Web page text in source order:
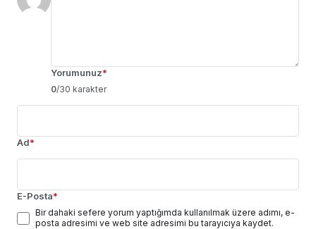
Yorumunuz*
0/30 karakter
Ad*
E-Posta*
Bir dahaki sefere yorum yaptığımda kullanılmak üzere adımı, e-
posta adresimi ve web site adresimi bu tarayıcıya kaydet.